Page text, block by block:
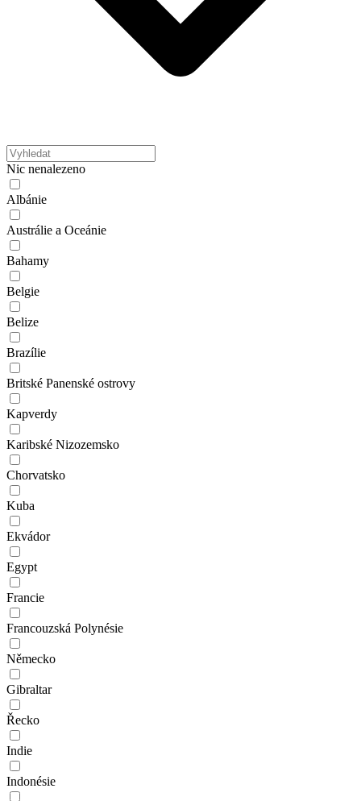
Nic nenalezeno
Albánie
Austrálie a Oceánie
Bahamy
Belgie
Belize
Brazílie
Britské Panenské ostrovy
Kapverdy
Karibské Nizozemsko
Chorvatsko
Kuba
Ekvádor
Egypt
Francie
Francouzská Polynésie
Německo
Gibraltar
Řecko
Indie
Indonésie